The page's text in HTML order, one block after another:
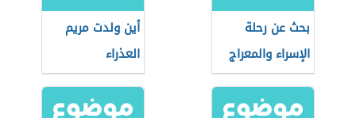
بحث عن رحلة
الإسراء والمعراج
أين ولدت مريم
العذراء